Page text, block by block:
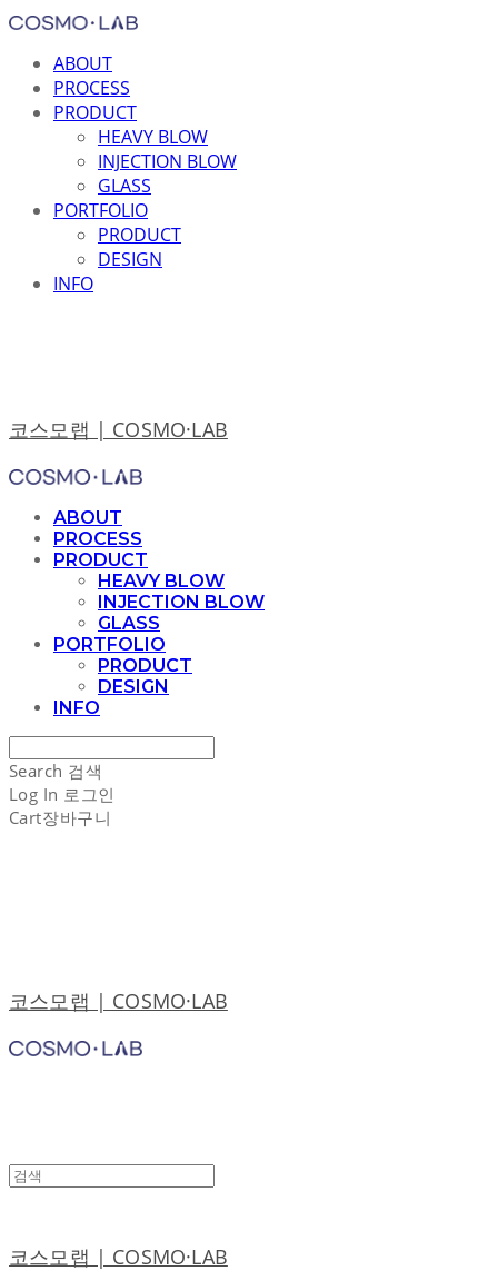
ABOUT
PROCESS
PRODUCT
HEAVY BLOW
INJECTION BLOW
GLASS
PORTFOLIO
PRODUCT
DESIGN
INFO
코스모랩 | COSMO·LAB
ABOUT
PROCESS
PRODUCT
HEAVY BLOW
INJECTION BLOW
GLASS
PORTFOLIO
PRODUCT
DESIGN
INFO
Search 검색
Log In 로그인
Cart장바구니
코스모랩 | COSMO·LAB
코스모랩 | COSMO·LAB